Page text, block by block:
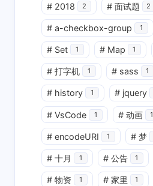
# 2018 2 # 面试题 2
# a-checkbox-group 1
# Set 1 # Map 1
# 打字机 1 # sass 1
# history 1 # jquery
# VsCode 1 # 动画 1
# encodeURI 1 # 梦
# 十月 1 # 公告 1
# 物资 1 # 家里 1